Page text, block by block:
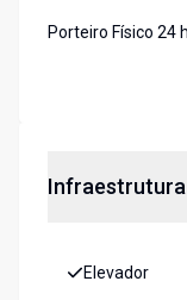
Porteiro Físico 24
Infraestrutura
Elevador